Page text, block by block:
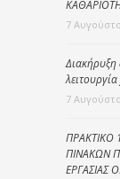
7
Διακήρυξη
7
ΠΡΑΚΤΙΚΟ
ΠΙΝΑΚΩΝ
ΕΡΓΑΣΙΑΣ